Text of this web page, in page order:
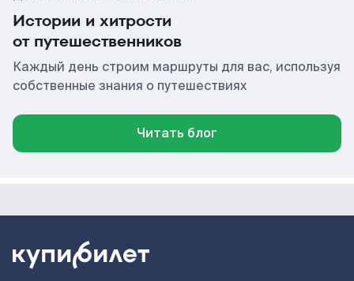
Истории и хитрости
от путешественников
Каждый день строим маршруты для вас, используя
собственные знания о путешествиях
Читать блог